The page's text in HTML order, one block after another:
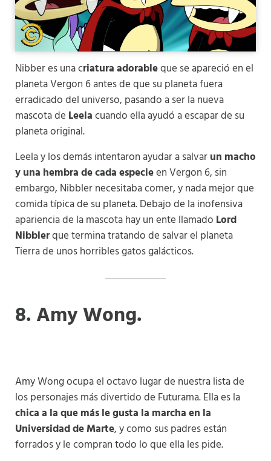
Nibber es una criatura adorableque se apareció en el
planeta Vergon 6 antes de que su planeta fuera
erradicado del universo, pasando a ser la nueva
mascota de Leelacuando ella ayudó a escapar de su
planeta original.
Leela y los demás intentaron ayudar a salvarun macho
y una hembra de cada especieen Vergon 6, sin
embargo, Nibbler necesitaba comer, y nada mejor que
comida típica de su planeta. Debajo de la inofensiva
apariencia de la mascota hay un ente llamado Lord
Nibblerque termina tratando de salvar el planeta
Tierra de unos horribles gatos galácticos.
8. Amy Wong.
Amy Wong ocupa el octavo lugar de nuestra lista de
los personajes más divertido de Futurama. Ella es la
chica a la que más le gusta la marcha en la
Universidad de Marte, y como sus padres están
forrados y le compran todo lo que ella les pide.